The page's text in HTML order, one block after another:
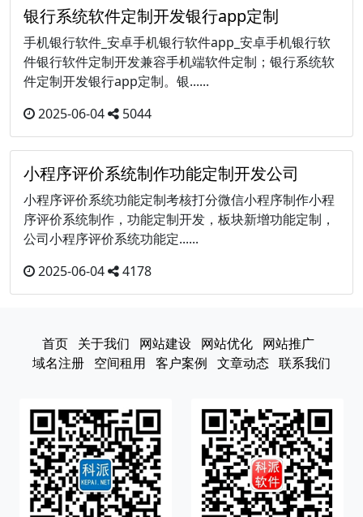
银行系统软件定制开发银行app定制
手机银行软件_安卓手机银行软件app_安卓手机银行软
件银行软件定制开发兼容手机端软件定制；银行系统软
件定制开发银行app定制。银......
2025-06-04
5044
小程序评价系统制作功能定制开发公司
小程序评价系统功能定制考核打分微信小程序制作小程
序评价系统制作，功能定制开发，板块新增功能定制，
公司小程序评价系统功能定......
2025-06-04
4178
首页 关于我们 网站建设 网站优化 网站推广
域名注册 空间租用 客户案例 文章动态 联系我们